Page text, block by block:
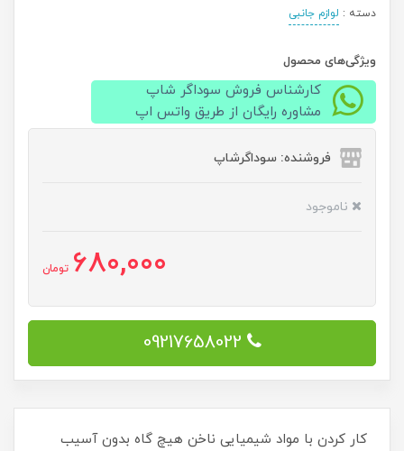
دسته : لوازم جانبی
ویژگی‌های محصول
کارشناس فروش سوداگر شاپ
مشاوره رایگان از طریق واتس اپ
فروشنده: سوداگرشاپ
ناموجود
680,000 تومان
09217658022
کار کردن با مواد شیمیایی ناخن هیچ گاه بدون آسیب